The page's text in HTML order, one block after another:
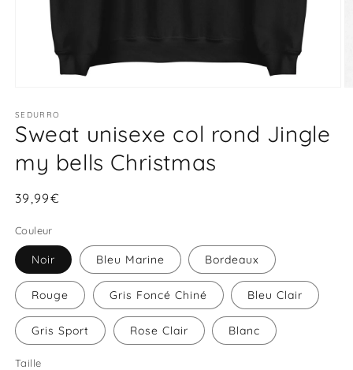
média
1
dans
fenêtre
modale
SEDURRO
Sweat unisexe col rond Jingle
my bells Christmas
Prix
39,99€
Couleur
Noir Bleu Marine Bordeaux
Rouge Gris Foncé Chiné Bleu Clair
Gris Sport Rose Clair Blanc
Taille